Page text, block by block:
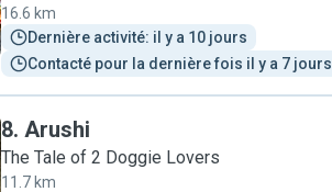
16.6 km
Dernière activité: il y a 10 jours
Contacté pour la dernière fois il y a 7 jours
8. Arushi
The Tale of 2 Doggie Lovers
11.7 km